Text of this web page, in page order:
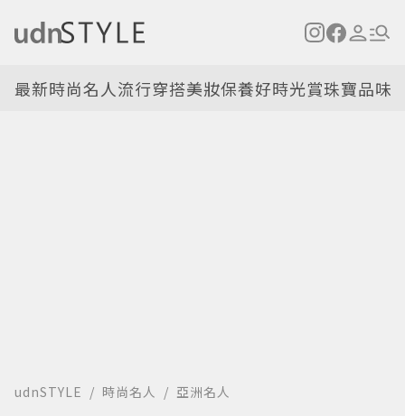
最新時尚名人流行穿搭美妝保養好時光賞珠寶品味
udnSTYLE 時尚名人 亞洲名人